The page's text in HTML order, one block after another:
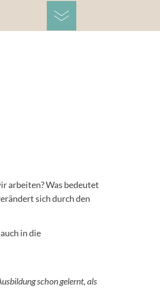
arbeiten? Was bedeutet
sich durch den
in die
schon gelernt, als